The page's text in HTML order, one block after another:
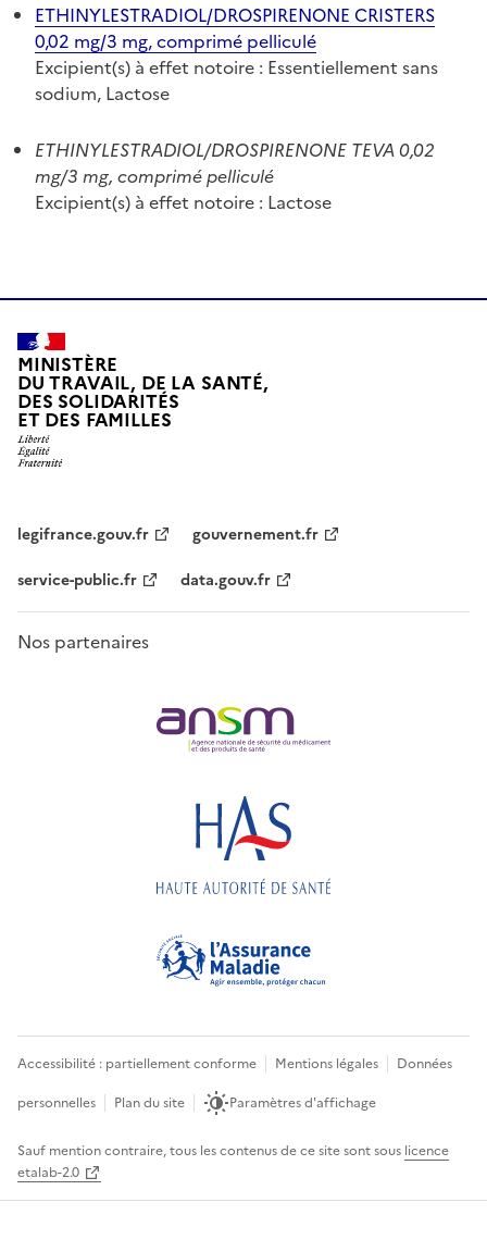
ETHINYLESTRADIOL/DROSPIRENONE CRISTERS
0,02 mg/3 mg, comprimé pelliculé
Excipient(s) à effet notoire : Essentiellement sans
sodium, Lactose
ETHINYLESTRADIOL/DROSPIRENONE TEVA 0,02
mg/3 mg, comprimé pelliculé
Excipient(s) à effet notoire : Lactose
MINISTÈRE
DU TRAVAIL, DE LA SANTÉ,
DES SOLIDARITÉS
ET DES FAMILLES
legifrance.gouv.fr
gouvernement.fr
service-public.fr
data.gouv.fr
Nos partenaires
Accessibilité : partiellement conforme Mentions légales
Données
personnelles
Plan du site Paramètres d'affichage
Sauf mention contraire, tous les contenus de ce site sont sous licence
etalab-2.0